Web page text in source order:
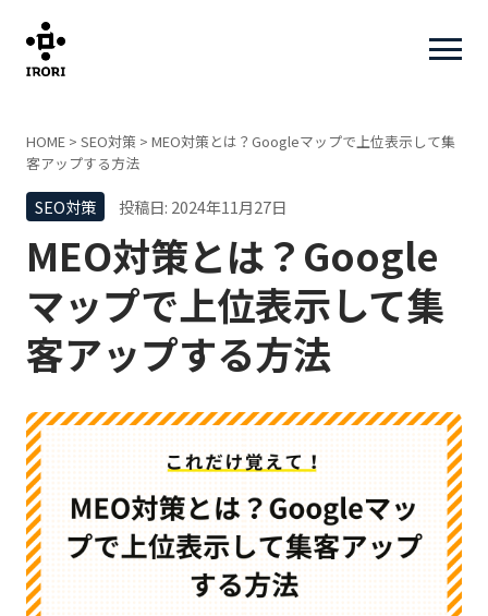
HOME > SEO対策 > MEO対策とは？Googleマップで上位表示して集
客アップする方法
SEO対策 投稿日: 2024年11月27日
MEO対策とは？Google
マップで上位表示して集
客アップする方法